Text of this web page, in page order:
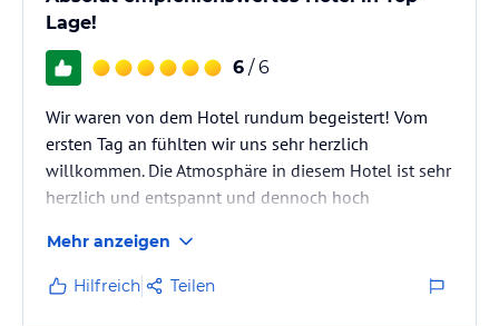
Lage!
6 / 6
Wir waren von dem Hotel rundum begeistert! Vom
ersten Tag an fühlten wir uns sehr herzlich
willkommen. Die Atmosphäre in diesem Hotel ist sehr
herzlich und entspannt und dennoch hoch
Mehr anzeigen
Hilfreich Teilen